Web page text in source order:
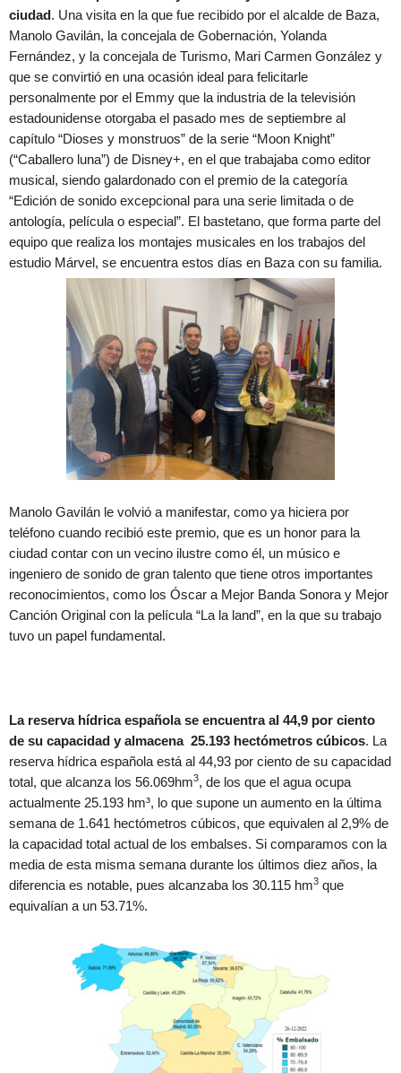
ciudad. Una visita en la que fue recibido por el alcalde de Baza,
Manolo Gavilán, la concejala de Gobernación, Yolanda
Fernández, y la concejala de Turismo, Mari Carmen González y
que se convirtió en una ocasión ideal para felicitarle
personalmente por el Emmy que la industria de la televisión
estadounidense otorgaba el pasado mes de septiembre al
capítulo “Dioses y monstruos” de la serie “Moon Knight”
(“Caballero luna”) de Disney+, en el que trabajaba como editor
musical, siendo galardonado con el premio de la categoría
“Edición de sonido excepcional para una serie limitada o de
antología, película o especial”. El bastetano, que forma parte del
equipo que realiza los montajes musicales en los trabajos del
estudio Márvel, se encuentra estos días en Baza con su familia.
Manolo Gavilán le volvió a manifestar, como ya hiciera por
teléfono cuando recibió este premio, que es un honor para la
ciudad contar con un vecino ilustre como él, un músico e
ingeniero de sonido de gran talento que tiene otros importantes
reconocimientos, como los Óscar a Mejor Banda Sonora y Mejor
Canción Original con la película “La la land”, en la que su trabajo
tuvo un papel fundamental.
La reserva hídrica española se encuentra al 44,9 por ciento
de su capacidad y almacena 25.193 hectómetros cúbicos. La
reserva hídrica española está al 44,93 por ciento de su capacidad
total, que alcanza los 56.069hm3, de los que el agua ocupa
actualmente 25.193 hm³, lo que supone un aumento en la última
semana de 1.641 hectómetros cúbicos, que equivalen al 2,9% de
la capacidad total actual de los embalses. Si comparamos con la
media de esta misma semana durante los últimos diez años, la
diferencia es notable, pues alcanzaba los 30.115 hm3 que
equivalían a un 53.71%.